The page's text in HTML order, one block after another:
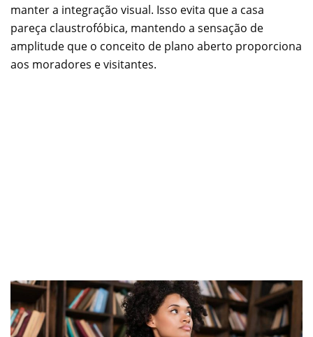
manter a integração visual. Isso evita que a casa
pareça claustrofóbica, mantendo a sensação de
amplitude que o conceito de plano aberto proporciona
aos moradores e visitantes.